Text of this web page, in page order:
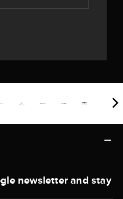
newsletter and stay